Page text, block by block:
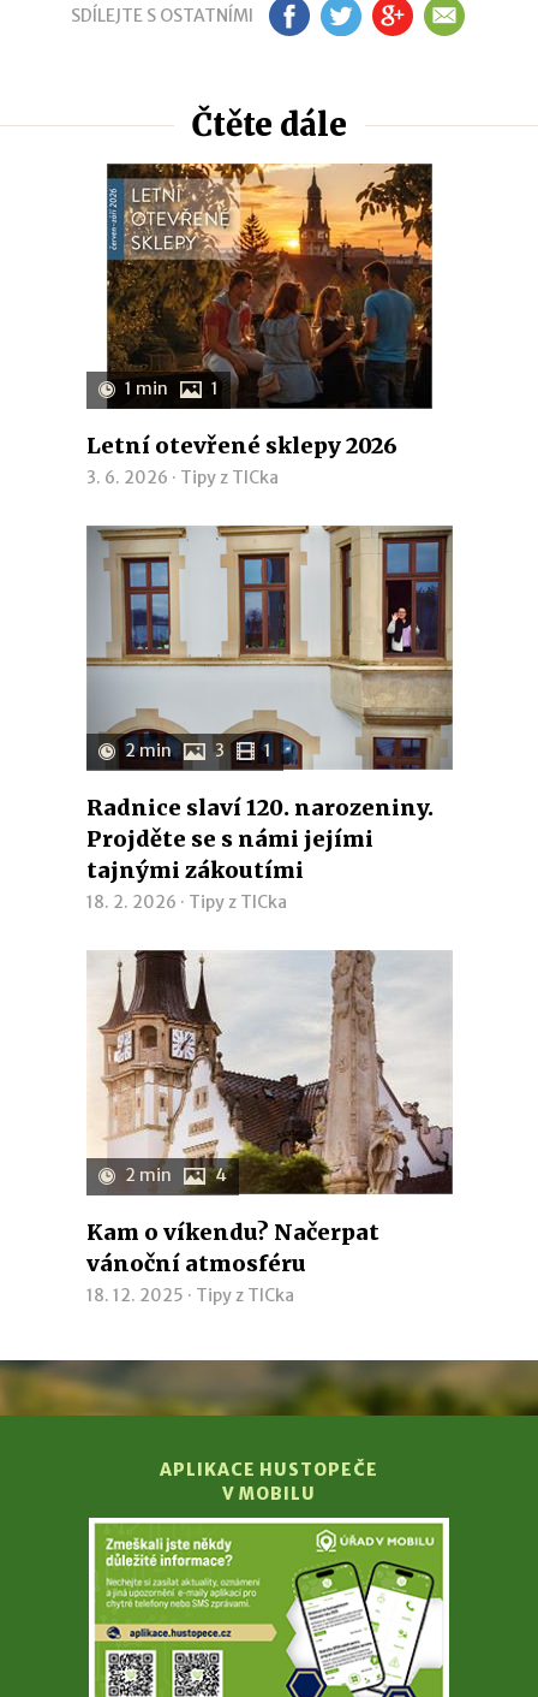
SDÍLEJTE S OSTATNÍMI FB TW GP EM
Čtěte dále
1 min 1
Letní otevřené sklepy 2026
3. 6. 2026 · Tipy z TICka
2 min 3 1
Radnice slaví 120. narozeniny.
Projděte se s námi jejími
tajnými zákoutími
18. 2. 2026 · Tipy z TICka
2 min 4
Kam o víkendu? Načerpat
vánoční atmosféru
18. 12. 2025 · Tipy z TICka
APLIKACE HUSTOPEČE
V MOBILU